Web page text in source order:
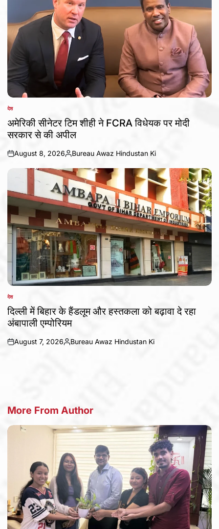
POSTED
देश
अमेरिकी सीनेटर टिम शीही ने FCRA विधेयक पर मोदी
सरकार से की अपील
on
August 8, 2026
Posted
by
Bureau Awaz Hindustan Ki
POSTED
IN
देश
दिल्ली में बिहार के हैंडलूम और हस्तकला को बढ़ावा दे रहा
अंबापाली एम्पोरियम
on
August 7, 2026
Posted
Bureau Awaz Hindustan Ki
More From Author